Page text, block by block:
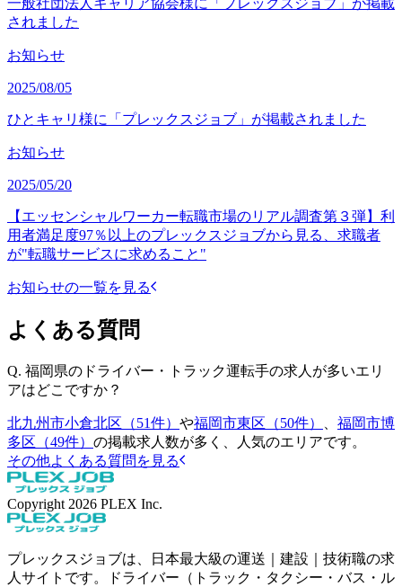
一般社団法人キャリア協会様に「プレックスジョブ」が掲載
されました
お知らせ
2025/08/05
ひとキャリ様に「プレックスジョブ」が掲載されました
お知らせ
2025/05/20
【エッセンシャルワーカー転職市場のリアル調査第３弾】利
用者満足度97％以上のプレックスジョブから見る、求職者
が"転職サービスに求めること"
お知らせの一覧を見る
よくある質問
Q. 福岡県のドライバー・トラック運転手の求人が多いエリ
アはどこですか？
北九州市小倉北区（51件） や福岡市東区（50件）
福岡市博
多区（49件） の掲載求人数が多く、人気のエリアです。
その他よくある質問を見る
Copyright 2026 PLEX Inc.
プレックスジョブは、日本最大級の運送｜建設｜技術職の求
人サイトです。ドライバー（トラック・タクシー・バス・ル